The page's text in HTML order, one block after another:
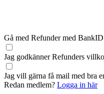
Gå med Refunder med BankID
Jag godkänner Refunders
Jag vill gärna få mail med bra
Redan medlem? Logga in här